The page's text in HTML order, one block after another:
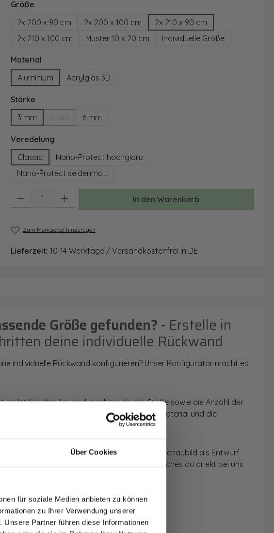
Über Cookies
für soziale Medien anbieten zu können
zu Ihrer Verwendung unserer
Partner führen diese Informationen
Größeauswählen
2x 200 x 90 cm
2x 200 x 100 cm
2x 210 x 90 cm
2x 210 x 100 cm
Muster 10 x 20 cm Individuelle Größe
Materialauswählen
Aluminium
Acrylglas 3D
Stärkeauswählen
3 mm
(Diese Option ist zurzeit nicht verfügbar.)
6 mm
Veredelungauswählen
Classic
Nano-Protect hochglanz
Nano-Protect seidenmatt
Produkt Anzahl: Gib den gewünschten Wert ein oder benutze die Schaltflächen
In den Warenkorb
Zum Merkzettel hinzufügen
Lieferzeit: 10-14 Werktage / Versandkostenfrei in DE
Größe gefunden? - Erstelle in
deine individuelle Rückwand
individuelle Rückwand konfigurieren? Unser Konfigurator macht es
es: Wähle den Anwendungsbereich, die Größe sowie die Anzahl der
kannst du dein Wunschmotiv, das Material und die
Konfigurators werden dir die Rückwände im Schaubild als Entwurf
erhältst du dein individuelles Angebot, welches du direkt bei uns
anmelden.